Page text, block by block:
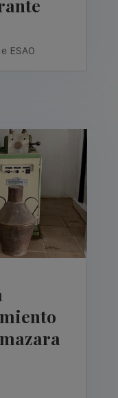
ESAO